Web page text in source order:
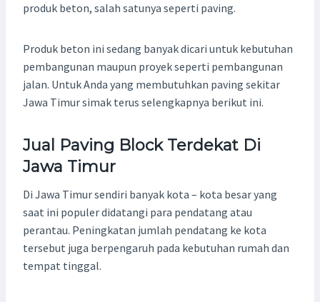
produk beton, salah satunya seperti paving.
Produk beton ini sedang banyak dicari untuk kebutuhan
pembangunan maupun proyek seperti pembangunan
jalan. Untuk Anda yang membutuhkan paving sekitar
Jawa Timur simak terus selengkapnya berikut ini.
Jual Paving Block Terdekat Di
Jawa Timur
Di Jawa Timur sendiri banyak kota – kota besar yang
saat ini populer didatangi para pendatang atau
perantau. Peningkatan jumlah pendatang ke kota
tersebut juga berpengaruh pada kebutuhan rumah dan
tempat tinggal.